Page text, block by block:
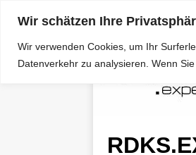
Wir schätzen Ihre
Wir verwenden Cookies, um Ihr
Datenverkehr zu analysieren. Wenn